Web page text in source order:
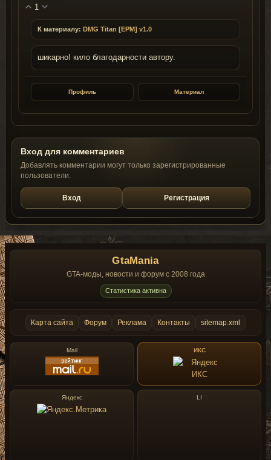
1
К материалу: DMG Titan [EPM] v1.0
шикарно! кило благодарности автору.
Профиль Материал
Вход для комментариев
Добавлять комментарии могут только зарегистрированные
пользователи.
Вход Регистрация
GtaMania
GTA-моды, новости и форум с 2008 года
Статистика активна
Карта сайта Форум Реклама Контакты sitemap.xml
Mail ИКС
Яндекс LI